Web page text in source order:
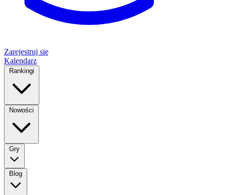
Zarejestruj się
Kalendarz
Rankingi
Nowości
Gry
Blog